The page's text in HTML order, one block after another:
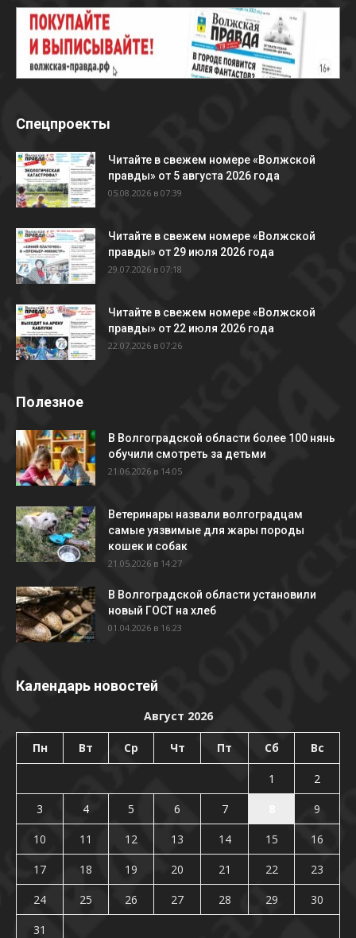
Спецпроекты
Читайте в свежем номере «Волжской
правды» от 5 августа 2026 года
05.08.2026 в 07:39
Читайте в свежем номере «Волжской
правды» от 29 июля 2026 года
29.07.2026 в 07:18
Читайте в свежем номере «Волжской
правды» от 22 июля 2026 года
22.07.2026 в 07:26
Полезное
В Волгоградской области более 100 нянь
обучили смотреть за детьми
21.06.2026 в 14:05
Ветеринары назвали волгоградцам
самые уязвимые для жары породы
кошек и собак
21.05.2026 в 14:27
В Волгоградской области установили
новый ГОСТ на хлеб
01.04.2026 в 16:23
Календарь новостей
Август 2026
Пн Вт Ср Чт Пт Сб Вс
1
2
3
4 5 6 7
9
10
11 12 13 14 15
16
17
18 19 20 21 22
23
24
25 26 27 28 29
30
31